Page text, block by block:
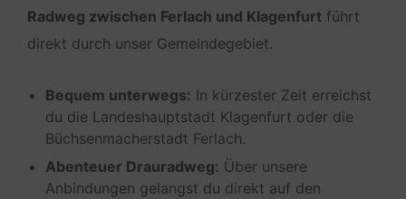
Radweg zwischen Ferlach und Klagenfurt führt
direkt durch unser Gemeindegebiet.
Bequem unterwegs: In kürzester Zeit erreichst
du die Landeshauptstadt Klagenfurt oder die
Büchsenmacherstadt Ferlach.
Abenteuer Drauradweg: Über unsere
Anbindungen gelangst du direkt auf den